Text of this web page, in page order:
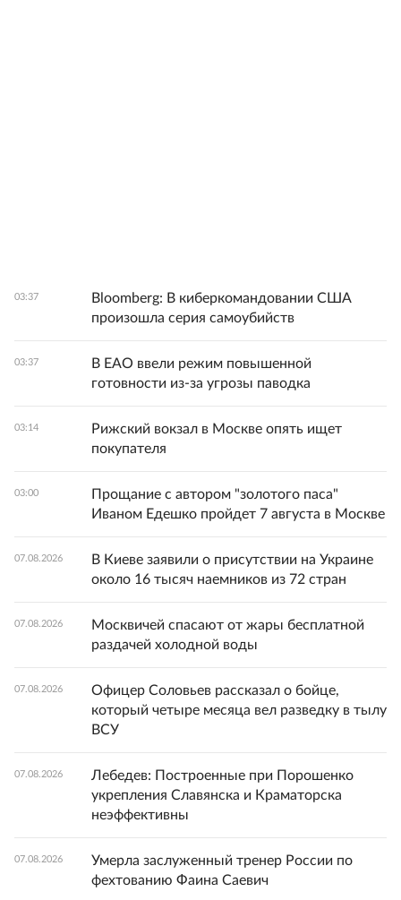
03:37
Bloomberg: В киберкомандовании США
произошла серия самоубийств
03:37
В ЕАО ввели режим повышенной
готовности из-за угрозы паводка
03:14
Рижский вокзал в Москве опять ищет
покупателя
03:00
Прощание с автором "золотого паса"
Иваном Едешко пройдет 7 августа в Москве
07.08.2026
В Киеве заявили о присутствии на Украине
около 16 тысяч наемников из 72 стран
07.08.2026
Москвичей спасают от жары бесплатной
раздачей холодной воды
07.08.2026
Офицер Соловьев рассказал о бойце,
который четыре месяца вел разведку в тылу
ВСУ
07.08.2026
Лебедев: Построенные при Порошенко
укрепления Славянска и Краматорска
неэффективны
07.08.2026
Умерла заслуженный тренер России по
фехтованию Фаина Саевич